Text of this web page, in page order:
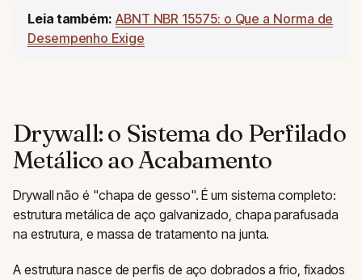
Leia também: ABNT NBR 15575: o Que a Norma de
Desempenho Exige
Drywall: o Sistema do Perfilado
Metálico ao Acabamento
Drywall não é "chapa de gesso". É um sistema completo:
estrutura metálica de aço galvanizado, chapa parafusada
na estrutura, e massa de tratamento na junta.
A estrutura nasce de perfis de aço dobrados a frio, fixados